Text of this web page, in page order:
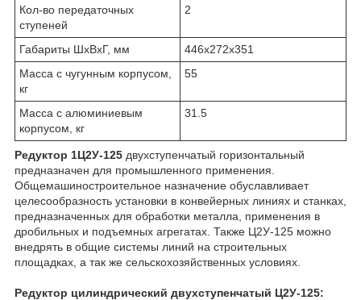
Кол-во передаточных
ступеней
2
Габариты ШхВхГ, мм
446х272х351
Масса с чугунным корпусом,
кг
55
Масса с алюминиевым
корпусом, кг
31.5
Редуктор 1Ц2У-125 двухступенчатый горизонтальный
предназначен для промышленного применения.
Общемашиностроительное назначение обуславливает
целесообразность установки в конвейерных линиях и станках,
предназначенных для обработки металла, применения в
дробильных и подъемных агрегатах. Также Ц2У-125 можно
внедрять в общие системы линий на строительных
площадках, а так же сельскохозяйственных условиях.
Редуктор цилиндрический двухступенчатый Ц2У-125: